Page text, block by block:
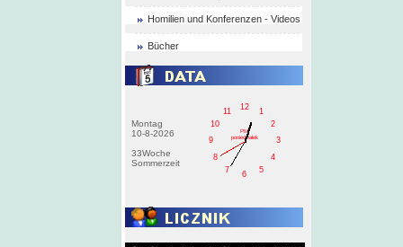
Homilien und Konferenzen - Videos
Bücher
Montag
10-8-2026
33Woche
Sommerzeit
1
2
3
4
5
6
7
8
9
10
11
12
PM
poniedziałek